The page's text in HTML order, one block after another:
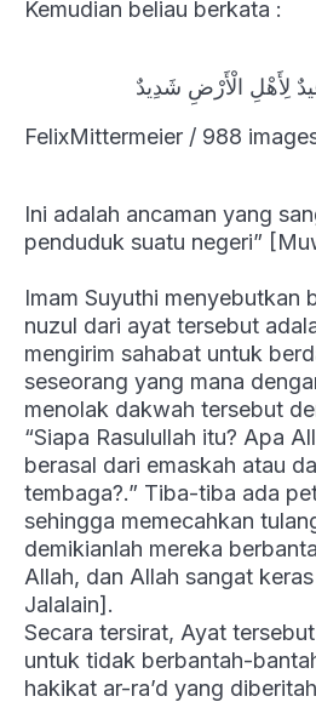
Kemudian beliau berkata :
لِأَهْلِ الْأَرْضِ شَدِيدٌ
FelixMittermeier / 988
Ini adalah ancaman yang
penduduk suatu negeri”
Imam Suyuthi menyebutkan
nuzul dari ayat tersebut
mengirim sahabat untuk
seseorang yang mana
menolak dakwah tersebut
“Siapa Rasulullah itu? Apa
berasal dari emaskah atau
tembaga?.” Tiba-tiba ada
sehingga memecahkan
demikianlah mereka
Allah, dan Allah sangat
Jalalain].
Secara tersirat, Ayat
untuk tidak berbantah-
hakikat ar-ra’d yang